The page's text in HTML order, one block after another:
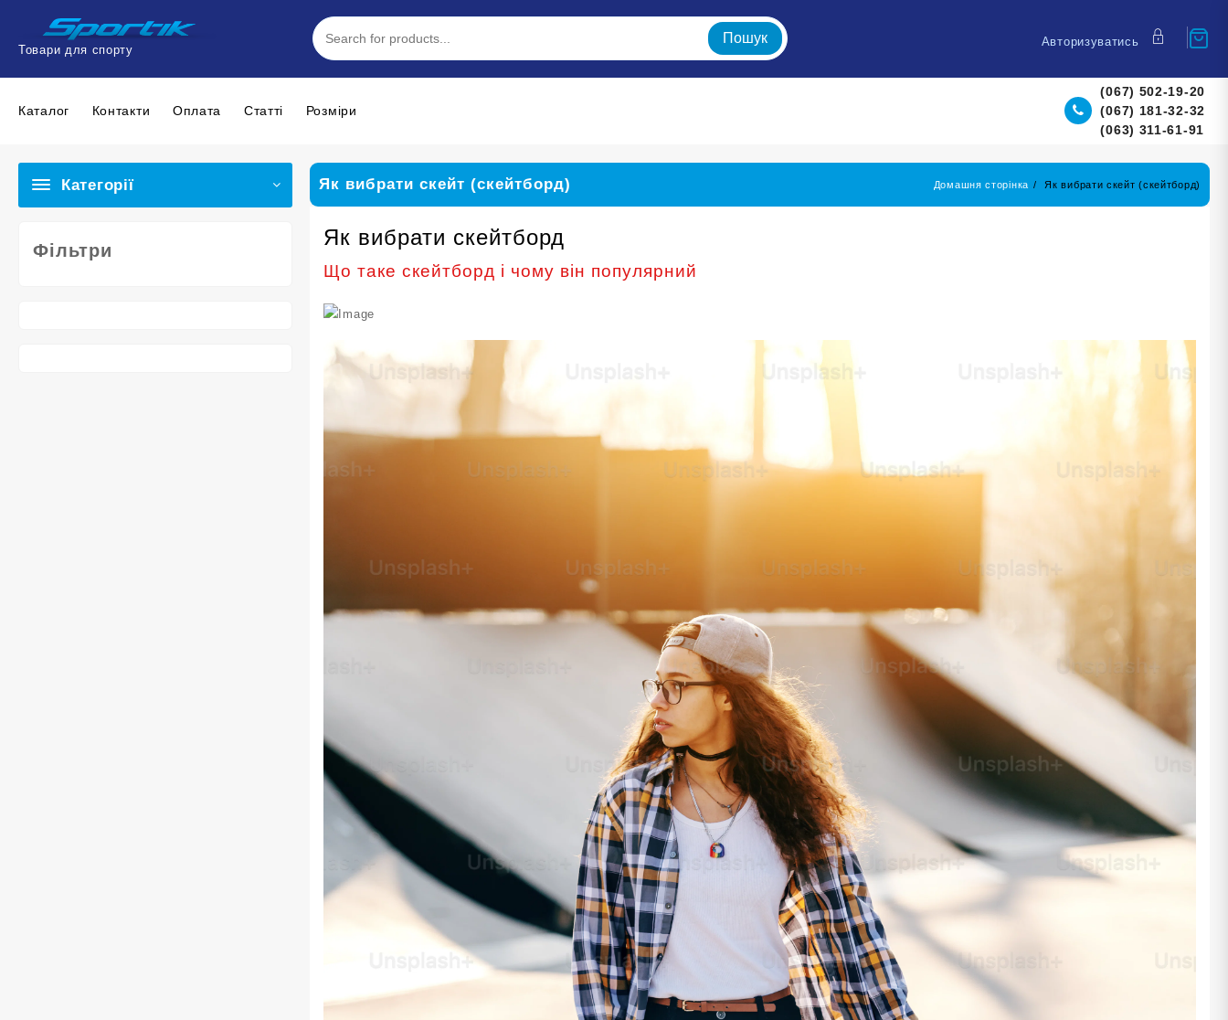
вмістуТовари для спорту
Пошук Авторизуватись
Каталог Контакти Оплата Статтi Розміри
(067) 502-19-20
(067) 181-32-32
(063) 311-61-91
Категорії
Фільтри
Як вибрати скейт (скейтборд) Домашня сторінка Як вибрати скейт (скейтборд)
Як вибрати скейтборд
Що таке скейтборд і чому він популярний